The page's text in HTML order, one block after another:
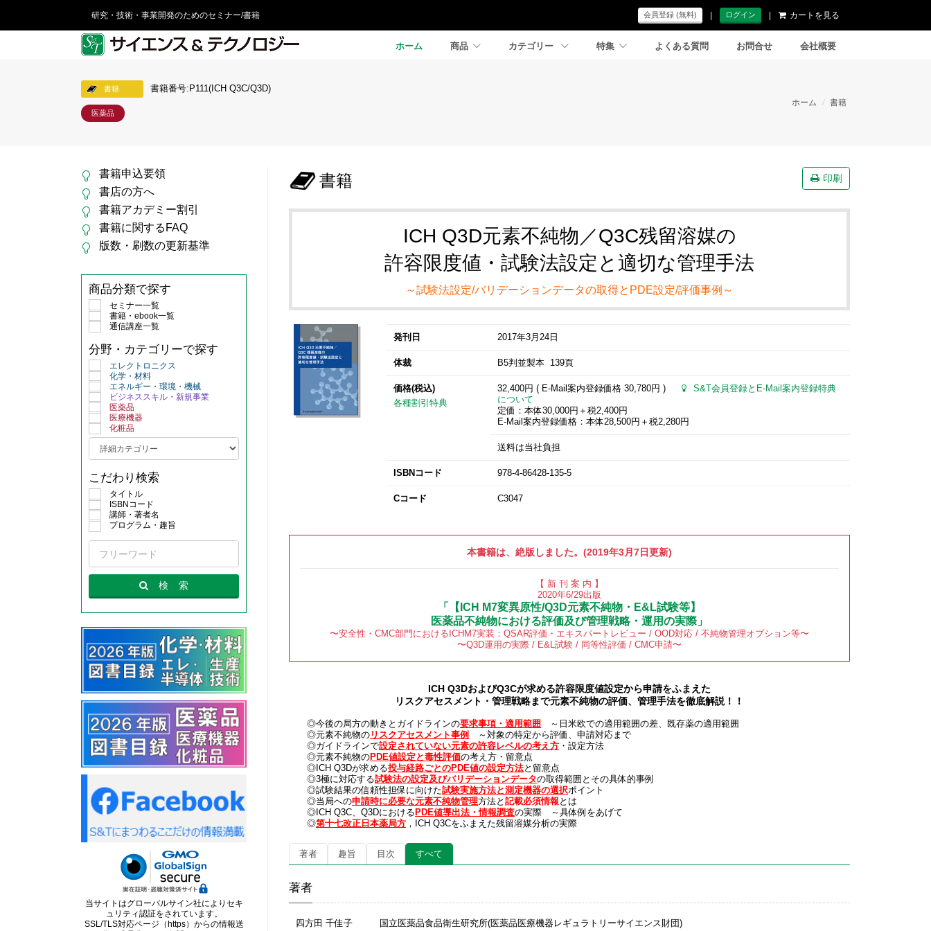
研究・技術・事業開発のためのセミナー/書籍 会員登録 (無料) | ログイン | カートを見る
ホーム 商品 カテゴリー 特集 よくある質問 お問合せ 会社概要
書籍 書籍番号:P111(ICH Q3C/Q3D)
医薬品
ホーム / 書籍
書籍 印刷
ICH Q3D元素不純物／Q3C残留溶媒の
許容限度値・試験法設定と適切な管理手法
～試験法設定/バリデーションデータの取得とPDE設定/評価事例～
発刊日 2017年3月24日
体裁 B5判並製本 139頁
価格(税込)
各種割引特典
32,400円 ( E-Mail案内登録価格 30,780円 )
S&T会員登録とE-Mail案内登録特典
について
定価：本体30,000円＋税2,400円
E-Mail案内登録価格：本体28,500円＋税2,280円
送料は当社負担
ISBNコード 978-4-86428-135-5
Cコード C3047
本書籍は、絶版しました。(2019年3月7日更新)
【 新 刊 案 内 】
2020年6/29出版
「【ICH M7変異原性/Q3D元素不純物・E&L試験等】
医薬品不純物における評価及び管理戦略・運用の実際」
〜安全性・CMC部門におけるICHM7実装：QSAR評価・エキスパートレビュー / OOD対応 / 不純物管理オプション等〜
〜Q3D運用の実際 / E&L試験 / 同等性評価 / CMC申請〜
ICH Q3DおよびQ3Cが求める許容限度値設定から申請をふまえた
リスクアセスメント・管理戦略まで元素不純物の評価、管理手法を徹底解説！！
◎今後の局方の動きとガイドラインの要求事項・適用範囲
～日米欧での適用範囲の差、既存薬の適用範囲
◎元素不純物の リスクアセスメント事例
～対象の特定から評価、申請対応まで
◎ガイドラインで設定されていない元素の許容レベルの考え方 ・設定方法
◎元素不純物のPDE値設定と毒性評価の考え方・留意点
◎ICH Q3Dが求める投与経路ごとのPDE値の設定方法と留意点
◎3極に対応する試験法の設定及びバリデーションデータの取得範囲とその具体的事例
◎試験結果の信頼性担保に向けた試験実施方法と測定機器の選択ポイント
◎当局への申請時に必要な元素不純物管理方法と 記載必須情報 とは
◎ICH Q3C、Q3Dにおける PDE値導出法・情報調査の実際 ～具体例をあげて
◎第十七改正日本薬局方 ，ICH Q3Cをふまえた残留溶媒分析の実際
著者 趣旨 目次 すべて
著者
四方田 千佳子 国立医薬品食品衛生研究所(医薬品医療機器レギュラトリーサイエンス財団)
書籍申込要領
書店の方へ
書籍アカデミー割引
書籍に関するFAQ
版数・刷数の更新基準
商品分類で探す
セミナー一覧
書籍・ebook一覧
通信講座一覧
分野・カテゴリーで探す
エレクトロニクス
化学・材料
エネルギー・環境・機械
ビジネススキル・新規事業
医薬品
医療機器
化粧品
こだわり検索
タイトル
ISBNコード
講師・著者名
プログラム・趣旨
検 索
当サイトはグローバルサイン社によりセキ
ュリティ認証をされています。
SSL/TLS対応ページ（https）からの情報送